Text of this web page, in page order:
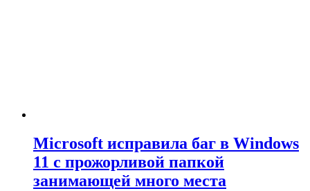
Microsoft исправила баг в Windows
11 с прожорливой папкой
занимающей много места